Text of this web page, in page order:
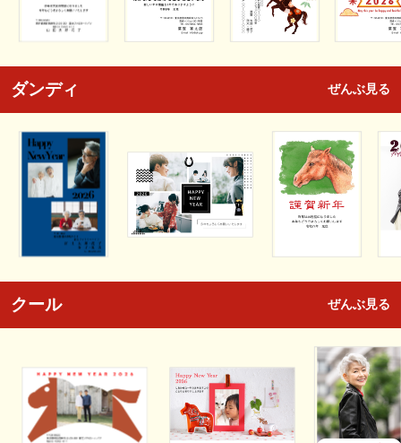
ダンディ ぜんぶ見る
クール ぜんぶ見る